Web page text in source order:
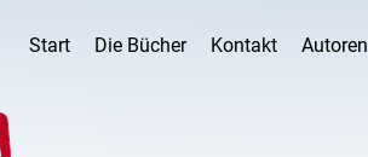
Start Die Bücher Kontakt Autoren